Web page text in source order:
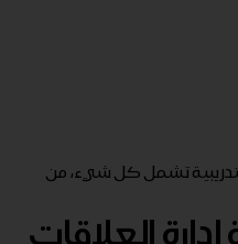
تشمل كل شيء، من
العلاقات